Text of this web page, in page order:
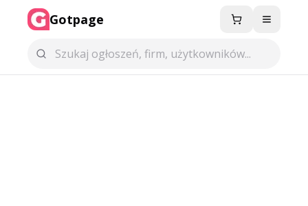
Gotpage Menu